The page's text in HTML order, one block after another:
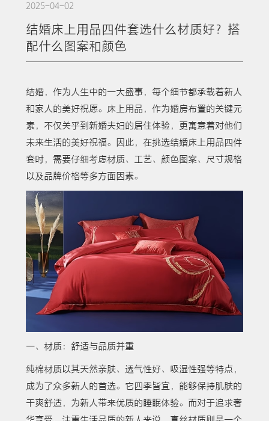
2025-04-02
结婚床上用品四件套选什么材质好？搭
配什么图案和颜色
结婚，作为人生中的一大盛事，每个细节都承载着新人
和家人的美好祝愿。床上用品，作为婚房布置的关键元
素，不仅关乎到新婚夫妇的居住体验，更寓意着对他们
未来生活的美好祝福。因此，在挑选结婚床上用品四件
套时，需要仔细考虑材质、工艺、颜色图案、尺寸规格
以及品牌价格等多方面因素。
一、材质：舒适与品质并重
纯棉材质以其天然亲肤、透气性好、吸湿性强等特点，
成为了众多新人的首选。它四季皆宜，能够保持肌肤的
干爽舒适，为新人带来优质的睡眠体验。而对于追求奢